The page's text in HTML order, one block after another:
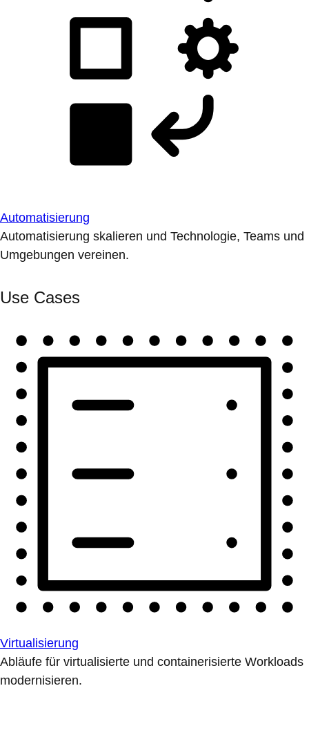
Automatisierung
Automatisierung skalieren und Technologie, Teams und
Umgebungen vereinen.
Use Cases
Virtualisierung
Abläufe für virtualisierte und containerisierte Workloads
modernisieren.